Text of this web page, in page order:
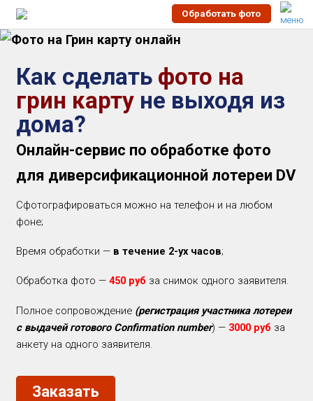
Обработать фото
Как сделать фото на
грин карту не выходя из
дома?
Онлайн-сервис по обработке фото
для диверсификационной лотереи DV
Сфотографироваться можно на телефон и на любом
фоне;
Время обработки — в течение 2-ух часов;
Обработка фото — 450 руб за снимок одного заявителя.
Полное сопровождение (регистрация участника лотереи
с выдачей готового Сonfirmation number) — 3000 руб за
анкету на одного заявителя.
Заказать